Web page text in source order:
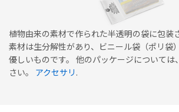
植物由来の素材で作られた半透明の袋に包装
素材は生分解性があり、ビニール袋（ポリ袋
優しいものです。 他のパッケージについては
さい。 アクセサリ .